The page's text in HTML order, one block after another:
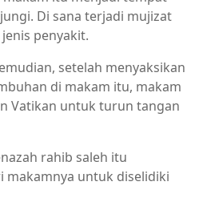
Di sana terjadi mujizat
penyakit.
setelah menyaksikan
di makam itu, makam
Vatikan untuk turun tangan
rahib saleh itu
makamnya untuk diselidiki